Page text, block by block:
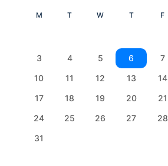
M T W T F
3
4 5 6 7
10
11 12 13 14
17
18 19 20 21
24
25 26 27 28
31